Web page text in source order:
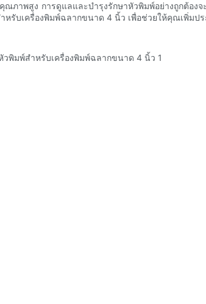
พสูง การดูแลและบำรุงรักษาหัวพิมพ์อย่างถูกต้องจ
รับเครื่องพิมพ์ฉลากขนาด 4 นิ้ว เพื่อช่วยให้คุณเพิ่มป